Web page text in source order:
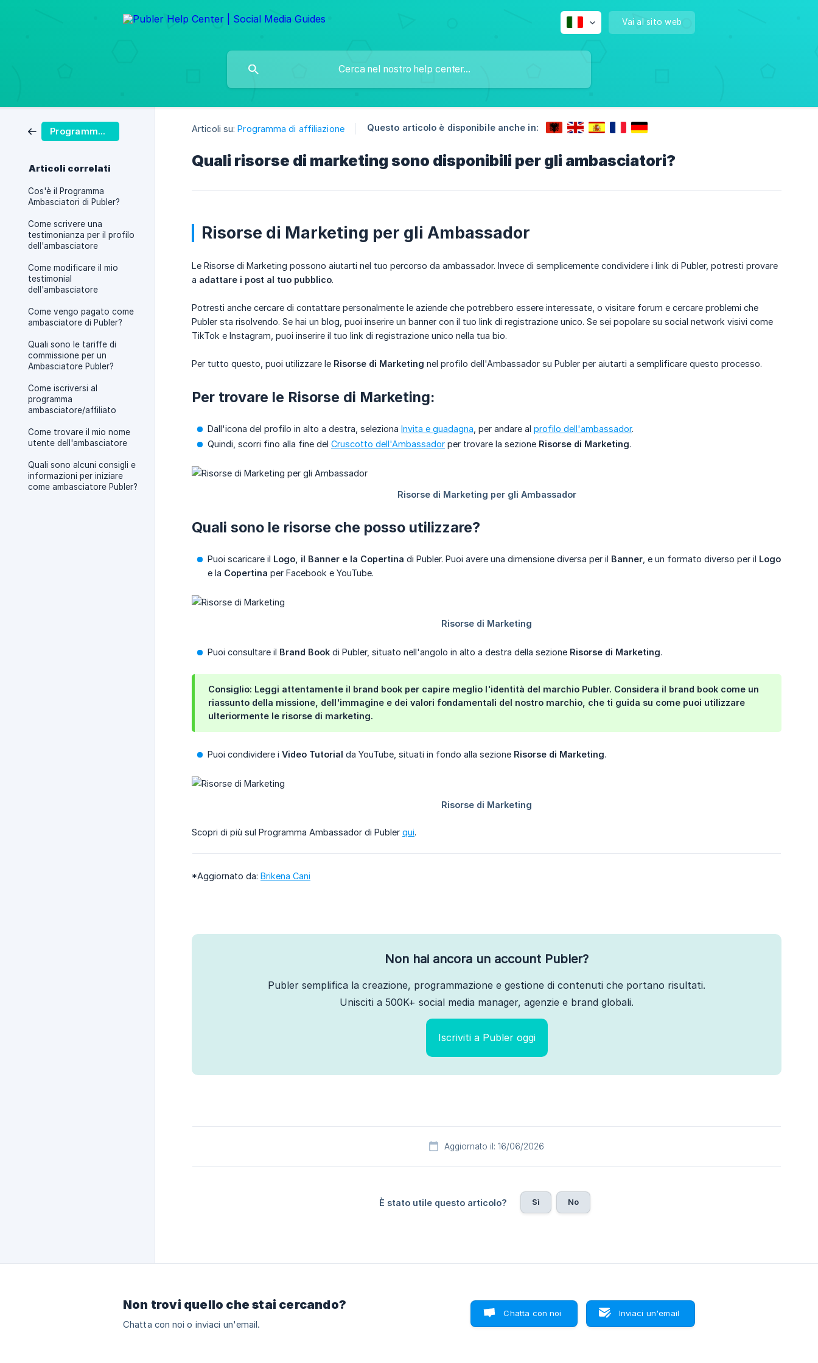
Vai al sito web
Programma di affiliazione
Articoli correlati
Cos'è il Programma
Ambasciatori di Publer?
Come scrivere una
testimonianza per il profilo
dell'ambasciatore
Come modificare il mio
testimonial
dell'ambasciatore
Come vengo pagato come
ambasciatore di Publer?
Quali sono le tariffe di
commissione per un
Ambasciatore Publer?
Come iscriversi al
programma
ambasciatore/affiliato
Come trovare il mio nome
utente dell'ambasciatore
Quali sono alcuni consigli e
informazioni per iniziare
come ambasciatore Publer?
Articoli su: Programma di affiliazione Questo articolo è disponibile anche in:
Quali risorse di marketing sono disponibili per gli ambasciatori?
Risorse di Marketing per gli Ambassador
Le Risorse di Marketing possono aiutarti nel tuo percorso da ambassador. Invece di semplicemente condividere i link di Publer, potresti provare
a adattare i post al tuo pubblico.
Potresti anche cercare di contattare personalmente le aziende che potrebbero essere interessate, o visitare forum e cercare problemi che
Publer sta risolvendo. Se hai un blog, puoi inserire un banner con il tuo link di registrazione unico. Se sei popolare su social network visivi come
TikTok e Instagram, puoi inserire il tuo link di registrazione unico nella tua bio.
Per tutto questo, puoi utilizzare le Risorse di Marketing nel profilo dell'Ambassador su Publer per aiutarti a semplificare questo processo.
Per trovare le Risorse di Marketing:
Dall'icona del profilo in alto a destra, seleziona Invita e guadagna , per andare al profilo dell'ambassador.
Quindi, scorri fino alla fine del Cruscotto dell'Ambassador per trovare la sezione Risorse di Marketing.
Quali sono le risorse che posso utilizzare?
Puoi scaricare il Logo, il Banner e la Copertina di Publer. Puoi avere una dimensione diversa per il Banner , e un formato diverso per il Logo
e la Copertina per Facebook e YouTube.
Puoi consultare il Brand Book di Publer, situato nell'angolo in alto a destra della sezione Risorse di Marketing.
Consiglio: Leggi attentamente il brand book per capire meglio l'identità del marchio Publer. Considera il brand book come un
riassunto della missione, dell'immagine e dei valori fondamentali del nostro marchio, che ti guida su come puoi utilizzare
ulteriormente le risorse di marketing.
Puoi condividere i Video Tutorial da YouTube, situati in fondo alla sezione Risorse di Marketing.
Scopri di più sul Programma Ambassador di Publer qui.
*Aggiornato da: Brikena Cani
Non hai ancora un account Publer?
Publer semplifica la creazione, programmazione e gestione di contenuti che portano risultati.
Unisciti a 500K+ social media manager, agenzie e brand globali.
Iscriviti a Publer oggi
Aggiornato il: 16/06/2026
È stato utile questo articolo? Sì No
Non trovi quello che stai cercando?
Chatta con noi o inviaci un'email.
Chatta con noi Inviaci un'email